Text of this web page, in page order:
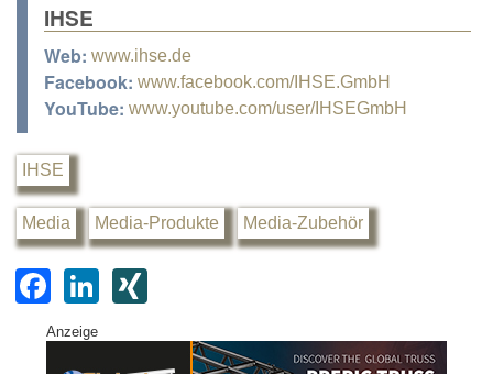
IHSE
Web: www.ihse.de
Facebook: www.facebook.com/IHSE.GmbH
YouTube: www.youtube.com/user/IHSEGmbH
IHSE
Media Media-Produkte Media-Zubehör
F
a
c
Li
k
G
Anzeige